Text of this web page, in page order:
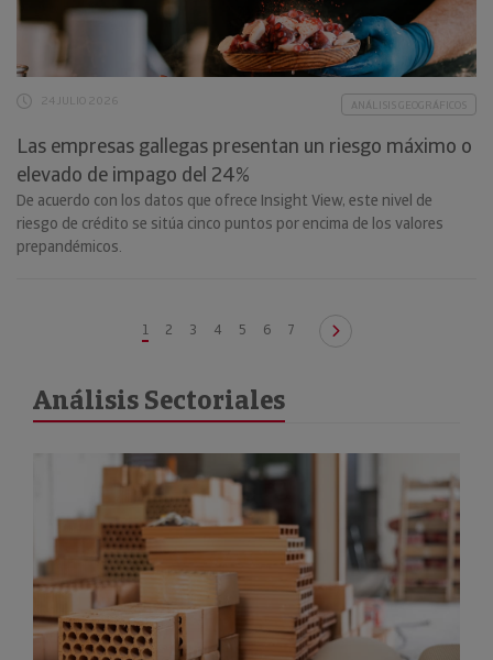
24 JULIO 2026 ANÁLISIS GEOGRÁFICOS
Las empresas gallegas presentan un riesgo máximo o
elevado de impago del 24%
De acuerdo con los datos que ofrece Insight View, este nivel de
riesgo de crédito se sitúa cinco puntos por encima de los valores
prepandémicos.
1 2 3 4 5 6 7
Análisis Sectoriales